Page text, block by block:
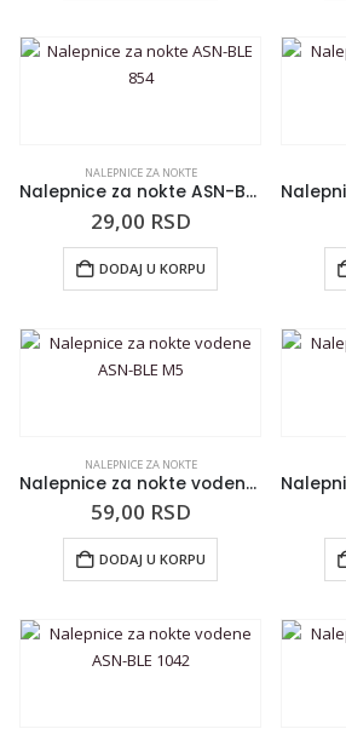
NALEPNICE ZA NOKTE
Nalepnice za nokte ASN-BLE 854
29,00 RSD
DODAJ U KORPU
NALEPNICE ZA NOKTE
Nalepnice za nokte vodene ASN-BLE M5
59,00 RSD
DODAJ U KORPU